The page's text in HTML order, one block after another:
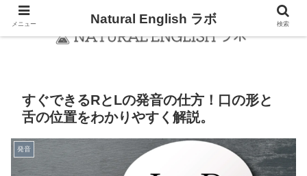
すぐできるRとLの発音の仕方！口の形と
舌の位置をわかりやすく解説。
発音
メニュー Natural English ラボ 検索